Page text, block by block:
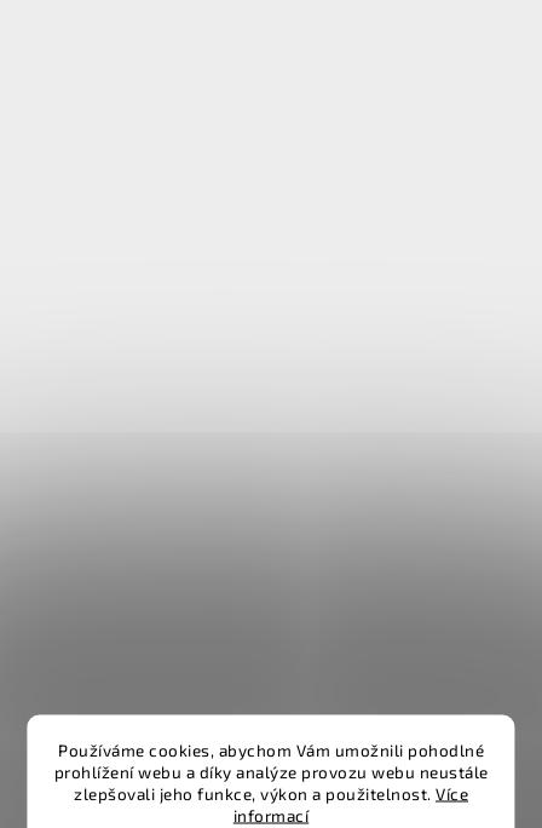
Používáme cookies, abychom Vám umožnili pohodlné
prohlížení webu a díky analýze provozu webu neustále
zlepšovali jeho funkce, výkon a použitelnost. Více
informací